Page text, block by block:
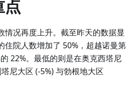
情况再度上升。截至昨天的数据显
住院人数增加了 50%，超越诺曼第
22%。最低的则是在奥克西塔尼
尼大区 (-5%)与勃根地大区